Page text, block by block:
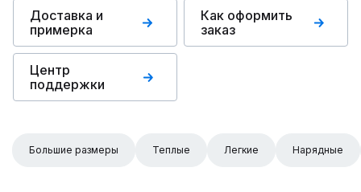
Доставка и
примерка
Как оформить
заказ
Центр
поддержки
Большие размеры Теплые Легкие Нарядные